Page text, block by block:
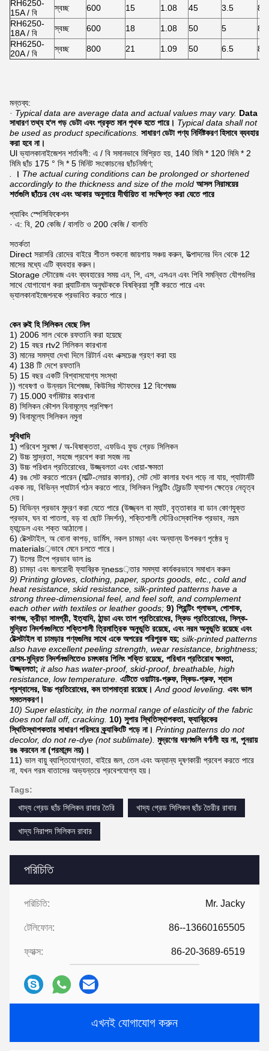
পরিচিতি
পরিচিতি: Mr. Jacky
টেলিফোন: 86--13660165505
ফ্যাক্স: 86-20-3689-6519
এখনই যোগাযোগ করুন
RH6250-
15A / বি
স্বচ্ছ 600 15 1.08 45 3.5
RH6250-
18A / বি
স্বচ্ছ 600 18 1.08 50 5
RH6250-
20A / বি
স্বচ্ছ 800 21 1.09 50 6.5
মন্তব্য:
· Typical data are average data and actual values may vary. Data
সাধারণ তথ্য হ'ল গড় ডেটা এবং প্রকৃত মান পৃথক হতে পারে। Typical data shall not
be used as product specifications. সাধারণ ডেটা পণ্য নির্দিষ্টকরণ হিসাবে ব্যবহার
করা হবে না।
Ul ভ্যালকানাইজেশন শর্তাবলী: এ / বি সমানভাবে মিশ্রিত হয়, 140 মিমি * 120 মিমি * 2
মিমি ছাঁচ 175 ° সি * 5 মিনিট সংকোচনের ছাঁচনির্মাণ;
। The actual curing conditions can be prolonged or shortened
accordingly to the thickness and size of the mold আসল নিরাময়ের
শর্তগুলি ছাঁচের বেধ এবং আকার অনুসারে দীর্ঘায়িত বা সংক্ষিপ্ত করা যেতে পারে
প্যাকিং স্পেসিফিকেশন
· এ: বি, 20 কেজি / বালতি ও 200 কেজি / বালতি
সতর্কতা
Direct সরাসরি রোদের বাইরে শীতল শুকনো জায়গায় সঞ্চয় করুন, উত্পাদনের দিন থেকে 12
মাসের মধ্যে এটি ব্যবহার করুন।
Storage স্টোরেজ এবং ব্যবহারের সময় এন, পি, এস, এসএন এবং পিবি সমন্বিত যৌগগুলির
সাথে যোগাযোগ করা প্ল্যাটিনাম অনুঘটককে বিষক্রিয়া সৃষ্টি করতে পারে এবং
ভ্যালকানাইজেশনকে প্রভাবিত করতে পারে।
কেন রুই হি সিলিকন বেছে নিল
1) 2006 সাল থেকে রফতানি করা হয়েছে
2) 15 বছর rtv2 সিলিকন কারখানা
3) মানের সমস্যা দেখা দিলে রিটার্ন এবং এক্সচেঞ্জ গ্রহণ করা হয়
4) 138 টি দেশে রফতানি
5) 15 বছর একটি বিশ্বাসযোগ্য সংস্থা
)) গবেষণা ও উন্নয়ন বিশেষজ্ঞ, কিউসির স্টাফদের 12 বিশেষজ্ঞ
7) 15.000 বর্গমিটার কারখানা
8) সিলিকন কৌশল বিনামূল্যে প্রশিক্ষণ
9) বিনামূল্যে সিলিকন নমুনা
সুবিধাদি
1) পরিবেশ সুরক্ষা / অ-বিষাক্ততা, এফডিএ ফুড গ্রেড সিলিকন
2) উচ্চ সান্দ্রতা, সহজে প্রবেশ করা সহজ নয়
3) উচ্চ পরিধান প্রতিরোধের, উজ্জ্বলতা এবং ধোয়া-ক্ষমতা
4) রঙ সেট করতে পারেন (মাল্টি-লেয়ার কালার), সেট সেট কালার যখন পড়ে না যায়, প্যাটার্নটি
একক নয়, বিভিন্ন প্যাটার্ন গঠন করতে পারে, সিলিকন প্রিন্টিং ট্রেন্ডটি ফ্যাশন ক্ষেত্রে নেতৃত্ব
দেয়।
5) বিভিন্ন প্রভাব মুদ্রণ করা যেতে পারে (উজ্জ্বল বা ম্যাট, বৃত্তাকার বা ডান কোণযুক্ত
প্রভাব, ঘন বা পাতলা, বড় বা ছোট নিদর্শন), শক্তিশালী স্টেরিওস্কোপিক প্রভাব, নরম
হ্যান্ডেল এবং শক্ত আঠালো।
6) টেক্সটাইল, অ বোনা কাপড়, ডার্মিস, নকল চামড়া এবং অন্যান্য উপকরণ পৃষ্ঠের দৃ
materials়ভাবে মেনে চলতে পারে।
7) উলের টিপে প্রভাব ভাল is
8) চামড়া এবং জলরোধী ফ্যাব্রিক দৃness়তার সমস্যা কার্যকরভাবে সমাধান করুন
9) Printing gloves, clothing, paper, sports goods, etc., cold and
heat resistance, skid resistance, silk-printed patterns have a
strong three-dimensional feel, and feel soft, and complement
each other with textiles or leather goods; 9) প্রিন্টিং গ্লাভস, পোশাক,
কাগজ, ক্রীড়া সামগ্রী, ইত্যাদি, ঠান্ডা এবং তাপ প্রতিরোধের, স্কিড প্রতিরোধের, সিল্ক-
মুদ্রিত নিদর্শনগুলিতে শক্তিশালী ত্রিমাত্রিক অনুভূতি রয়েছে, এবং নরম অনুভূতি রয়েছে এবং
টেক্সটাইল বা চামড়ার পণ্যগুলির সাথে একে অপরের পরিপূরক হয়; silk-printed patterns
also have excellent peeling strength, wear resistance, brightness;
রেশম-মুদ্রিত নিদর্শনগুলিতেও চমৎকার পিলিং শক্তি রয়েছে, পরিধান প্রতিরোধ ক্ষমতা,
উজ্জ্বলতা; it also has water-proof, skid-proof, breathable, high
resistance, low temperature. এটিতে ওয়াটার-প্রুফ, স্কিড-প্রুফ, শ্বাস
প্রশ্বাসের, উচ্চ প্রতিরোধের, কম তাপমাত্রা রয়েছে। And good leveling. এবং ভাল
সমতলকরণ।
10) Super elasticity, in the normal range of elasticity of the fabric
does not fall off, cracking. 10) সুপার স্থিতিস্থাপকতা, ফ্যাব্রিকের
স্থিতিস্থাপকতার সাধারণ পরিসরে ক্র্যাকিংটি পড়ে না। Printing patterns do not
decolor, do not re-dye (not sublimate). মুদ্রণের ধরণগুলি বর্ণালী হয় না, পুনরায়
রঙ করবেন না (পরমানন্দ নয়)।
11) ভাল বায়ু ব্যাপ্তিযোগ্যতা, বাইরে জল, তেল এবং অন্যান্য দূষণকারী প্রবেশ করতে পারে
না, যখন গরম বাতাসের অভ্যন্তরে প্রবেশযোগ্য হয়।
Tags:
খাদ্য গ্রেড ছাঁচ সিলিকন রাবার তৈরি
খাদ্য গ্রেড সিলিকন ছাঁচ তৈরীর রাবার
খাদ্য নিরাপদ সিলিকন রাবার